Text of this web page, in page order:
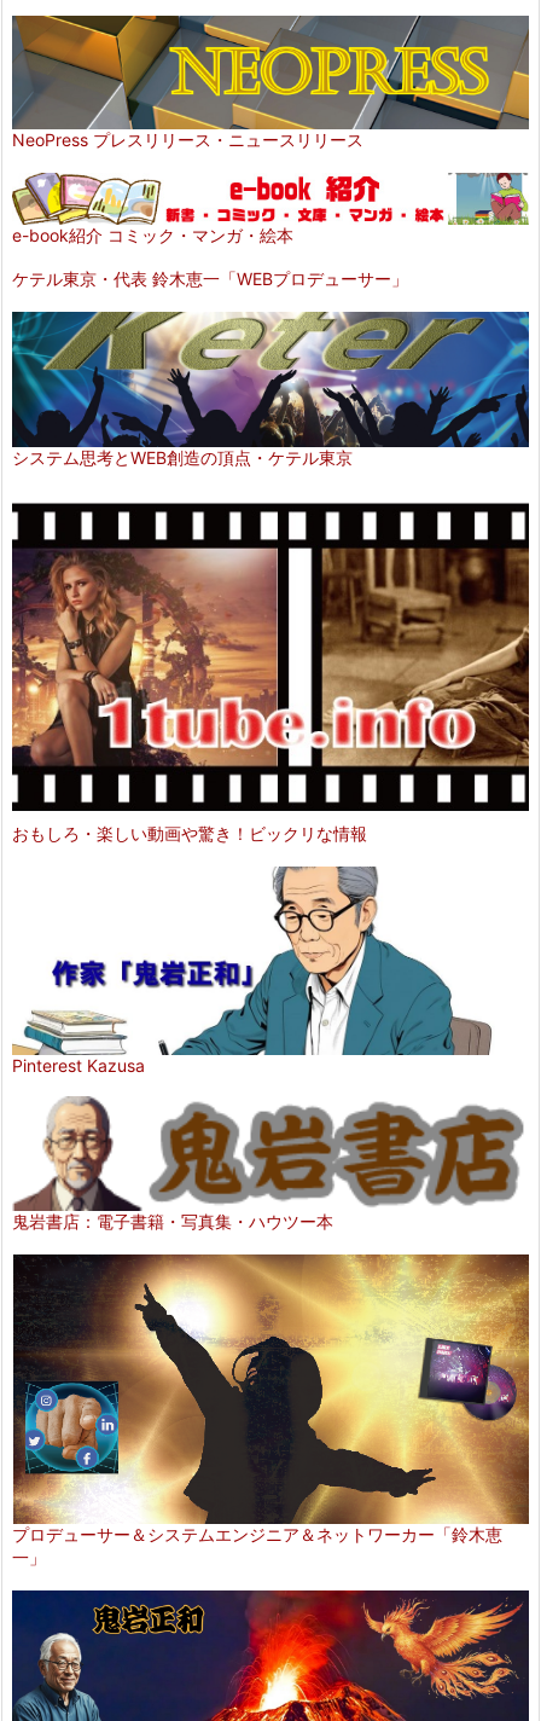
NeoPress プレスリリース・ニュースリリース
e-book紹介 コミック・マンガ・絵本
ケテル東京・代表 鈴木恵一「WEBプロデューサー」
システム思考とWEB創造の頂点・ケテル東京
おもしろ・楽しい動画や驚き！ビックリな情報
Pinterest Kazusa
鬼岩書店：電子書籍・写真集・ハウツー本
プロデューサー＆システムエンジニア＆ネットワーカー「鈴木恵
一」